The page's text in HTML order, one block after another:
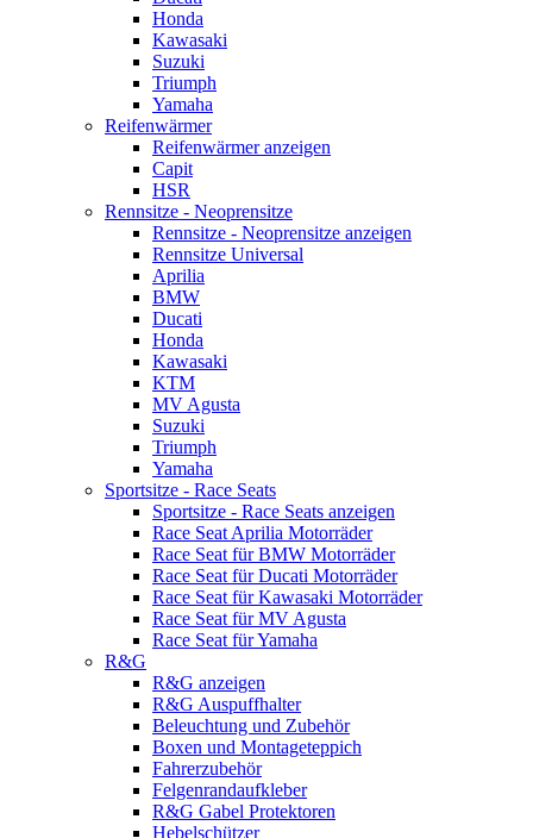
Honda
Kawasaki
Suzuki
Triumph
Yamaha
Reifenwärmer
Reifenwärmer anzeigen
Capit
HSR
Rennsitze - Neoprensitze
Rennsitze - Neoprensitze anzeigen
Rennsitze Universal
Aprilia
BMW
Ducati
Honda
Kawasaki
KTM
MV Agusta
Suzuki
Triumph
Yamaha
Sportsitze - Race Seats
Sportsitze - Race Seats anzeigen
Race Seat Aprilia Motorräder
Race Seat für BMW Motorräder
Race Seat für Ducati Motorräder
Race Seat für Kawasaki Motorräder
Race Seat für MV Agusta
Race Seat für Yamaha
R&G
R&G anzeigen
R&G Auspuffhalter
Beleuchtung und Zubehör
Boxen und Montageteppich
Fahrerzubehör
Felgenrandaufkleber
R&G Gabel Protektoren
Hebelschützer